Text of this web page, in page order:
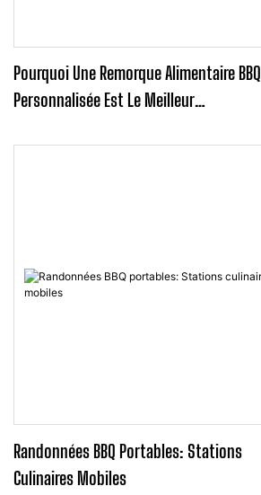
Pourquoi Une Remorque Alimentaire BBQ
Personnalisée Est Le Meilleur
Randonnées BBQ Portables: Stations
Culinaires Mobiles